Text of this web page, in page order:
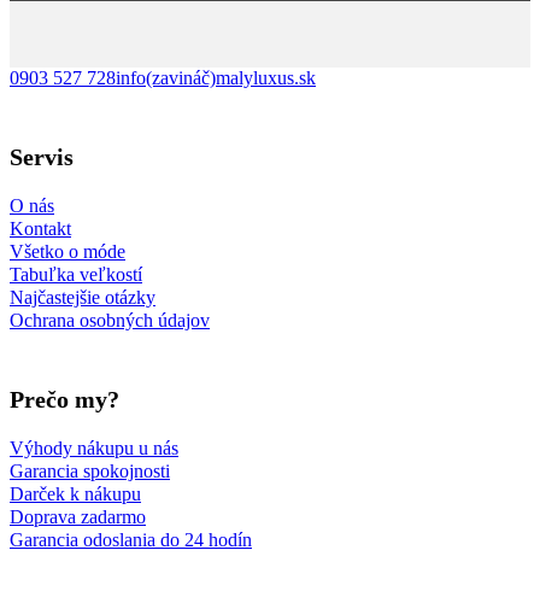
Servis
O nás
Kontakt
Všetko o móde
Tabuľka veľkostí
Najčastejšie otázky
Ochrana osobných údajov
Prečo my?
Výhody nákupu u nás
Garancia spokojnosti
Darček k nákupu
Doprava zadarmo
Garancia odoslania do 24 hodín
0903 527 728info(zavináč)malyluxus.sk